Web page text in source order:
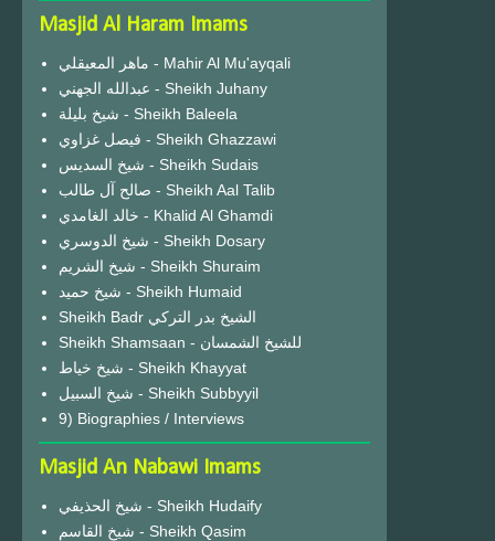
Masjid Al Haram Imams
ماهر المعيقلي - Mahir Al Mu'ayqali
عبدالله الجهني - Sheikh Juhany
شيخ بليلة - Sheikh Baleela
فيصل غزاوي - Sheikh Ghazzawi
شيخ السديس - Sheikh Sudais
صالح آل طالب - Sheikh Aal Talib
خالد الغامدي - Khalid Al Ghamdi
شيخ الدوسري - Sheikh Dosary
شيخ الشريم - Sheikh Shuraim
شيخ حميد - Sheikh Humaid
Sheikh Badr الشيخ بدر التركي
Sheikh Shamsaan - للشيخ الشمسان
شيخ خياط - Sheikh Khayyat
شيخ السبيل - Sheikh Subbyyil
9) Biographies / Interviews
Masjid An Nabawi Imams
شيخ الحذيفي - Sheikh Hudaify
شيخ القاسم - Sheikh Qasim